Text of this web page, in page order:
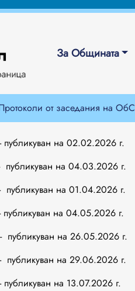
За Общината
от заседания на ОбС
на 02.02.2026 г.
на 04.03.2026 г.
на 01.04.2026 г.
на 04.05.2026 г.
на 26.05.2026 г.
на 29.06.2026 г.
на 13.07.2026 г.